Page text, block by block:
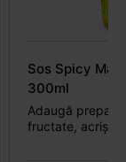
Sos Spicy
300ml
Adaugă
fructate,